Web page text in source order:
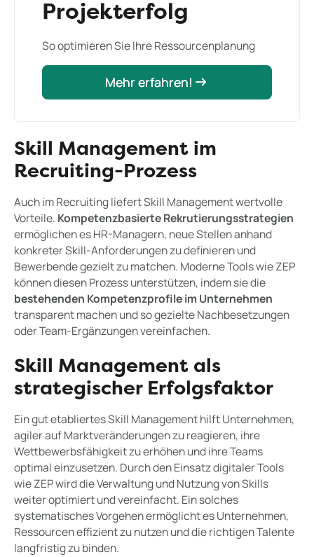
Projekterfolg
So optimieren Sie Ihre Ressourcenplanung
Mehr erfahren!
Mehr erfahren!
Skill Management im
Recruiting-Prozess
Auch im Recruiting liefert Skill Management wertvolle
Vorteile. Kompetenzbasierte Rekrutierungsstrategien
ermöglichen es HR-Managern, neue Stellen anhand
konkreter Skill-Anforderungen zu definieren und
Bewerbende gezielt zu matchen. Moderne Tools wie ZEP
können diesen Prozess unterstützen, indem sie die
bestehenden Kompetenzprofile im Unternehmen
transparent machen und so gezielte Nachbesetzungen
oder Team-Ergänzungen vereinfachen.
Skill Management als
strategischer Erfolgsfaktor
Ein gut etabliertes Skill Management hilft Unternehmen,
agiler auf Marktveränderungen zu reagieren, ihre
Wettbewerbsfähigkeit zu erhöhen und ihre Teams
optimal einzusetzen. Durch den Einsatz digitaler Tools
wie ZEP wird die Verwaltung und Nutzung von Skills
weiter optimiert und vereinfacht. Ein solches
systematisches Vorgehen ermöglicht es Unternehmen,
Ressourcen effizient zu nutzen und die richtigen Talente
langfristig zu binden.